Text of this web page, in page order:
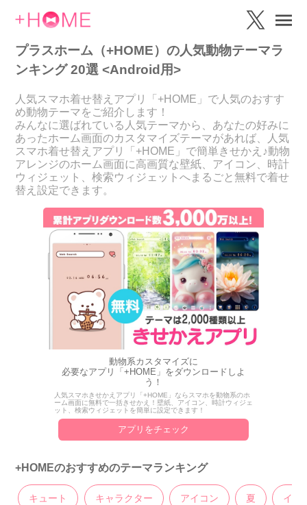
プラスホーム（+HOME）の人気動物テーマラ
ンキング 20選 <Android用>
人気スマホ着せ替えアプリ「+HOME」で人気のおすす
め動物テーマをご紹介します！
みんなに選ばれている人気テーマから、あなたの好みに
あったホーム画面のカスタマイズテーマがあれば、人気
スマホ着せ替えアプリ「+HOME」で簡単きせかえ♪動物
アレンジのホーム画面に高画質な壁紙、アイコン、時計
ウィジェット、検索ウィジェットへまるごと無料で着せ
替え設定できます。
動物系カスタマイズに
必要なアプリ「+HOME」をダウンロードしよ
う！
人気スマホきせかえアプリ「+HOME」ならスマホを動物系のホ
ーム画面に無料で一括きせかえ！壁紙、アイコン、時計ウィジェ
ット、検索ウィジェットを簡単に設定できます！
アプリをチェック
+HOMEのおすすめのテーマランキング
キュート キャラクター アイコン 夏 イラ